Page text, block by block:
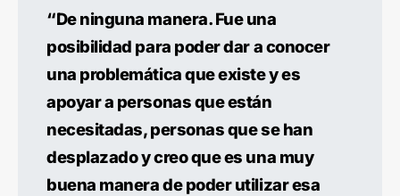
“De ninguna manera. Fue una
posibilidad para poder dar a conocer
una problemática que existe y es
apoyar a personas que están
necesitadas, personas que se han
desplazado y creo que es una muy
buena manera de poder utilizar esa